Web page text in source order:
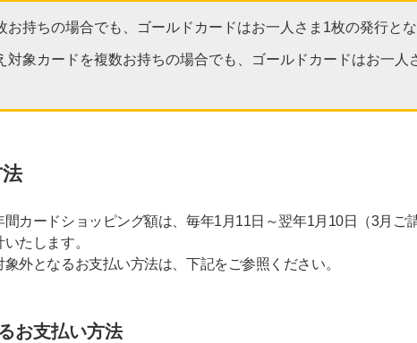
お持ちの場合でも、ゴールドカードはお一人さま1枚の発行とな
対象カードを複数お持ちの場合でも、ゴールドカードはお一人
カードショッピング額は、毎年1月11日～翌年1月10日（3月ご
たします。
外となるお支払い方法は、下記をご参照ください。
お支払い方法